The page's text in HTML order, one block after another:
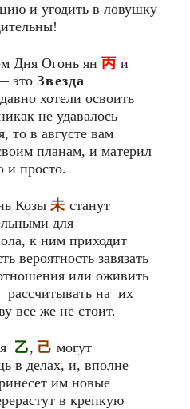
и угодить в ловушку
Дня Огонь ян 丙 и
этоЗвезда
хотели освоить
не удавалось
то в августе вам
планам, и материл
и просто.
Козы 未 станут
для
к ним приходит
вероятность завязать
или оживить
на их
все же не стоит.
乙, 己 могут
в делах, и, вполне
им новые
в крепкую